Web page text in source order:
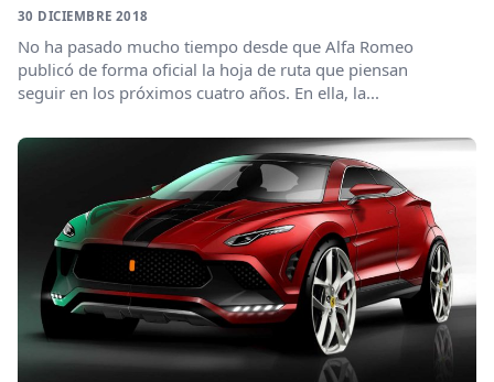
30 DICIEMBRE 2018
No ha pasado mucho tiempo desde que Alfa Romeo
publicó de forma oficial la hoja de ruta que piensan
seguir en los próximos cuatro años. En ella, la...